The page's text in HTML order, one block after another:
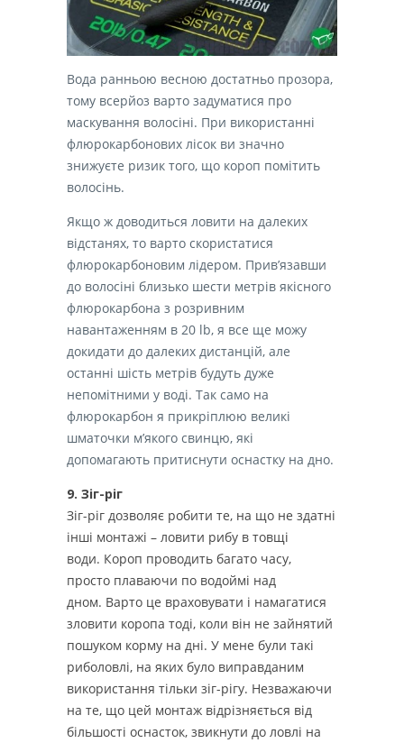
Вода ранньою весною достатньо прозора,
тому всерйоз варто задуматися про
маскування волосіні. При використанні
флюрокарбонових лісок ви значно
знижуєте ризик того, що короп помітить
волосінь.
Якщо ж доводиться ловити на далеких
відстанях, то варто скористатися
флюрокарбоновим лідером. Прив’язавши
до волосіні близько шести метрів якісного
флюрокарбона з розривним
навантаженням в 20 lb, я все ще можу
докидати до далеких дистанцій, але
останні шість метрів будуть дуже
непомітними у воді. Так само на
флюрокарбон я прикріплюю великі
шматочки м’якого свинцю, які
допомагають притиснути оснастку на дно.
9. Зіг-ріг
Зіг-ріг дозволяє робити те, на що не здатні
інші монтажі – ловити рибу в товщі
води. Короп проводить багато часу,
просто плаваючи по водоймі над
дном. Варто це враховувати і намагатися
зловити коропа тоді, коли він не зайнятий
пошуком корму на дні. У мене були такі
риболовлі, на яких було виправданим
використання тільки зіг-рігу. Незважаючи
на те, що цей монтаж відрізняється від
більшості оснасток, звикнути до ловлі на